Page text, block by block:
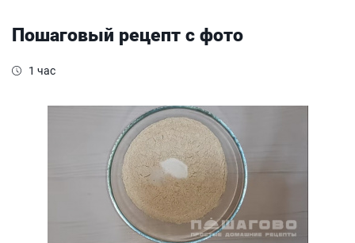
Пошаговый рецепт с фото
1 час